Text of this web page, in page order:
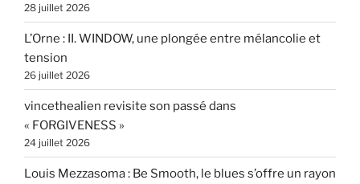
28 juillet 2026
L’Orne : II. WINDOW, une plongée entre mélancolie et
tension
26 juillet 2026
vincethealien revisite son passé dans
« FORGIVENESS »
24 juillet 2026
Louis Mezzasoma : Be Smooth, le blues s’offre un rayon